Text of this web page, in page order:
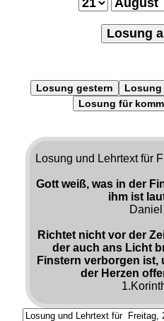
Losung
Losung gestern Losung
Losung für
Losung und Lehrtext für
Gott weiß, was in der
ihm ist
Richtet nicht vor der
der auch ans Licht
Finstern verborgen ist,
der Herzen